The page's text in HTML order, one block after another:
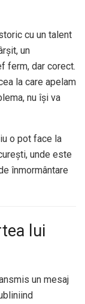
cu un talent
un
ferm, dar corect.
la care apelam
nu își va
o pot face la
unde este
înmormântare
lui
un mesaj